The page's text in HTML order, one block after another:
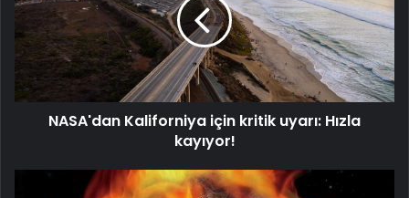
kritik
uyarı:
Hızla
kayıyor!
NASA'dan Kaliforniya için kritik uyarı: Hızla
kayıyor!
Küresel